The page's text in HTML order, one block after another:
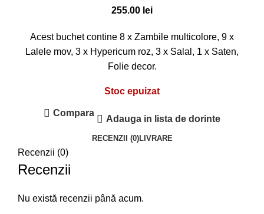
255.00 lei
Acest buchet contine 8 x Zambile multicolore, 9 x
Lalele mov, 3 x Hypericum roz, 3 x Salal, 1 x Saten,
Folie decor.
Stoc epuizat
Compara
Adauga in lista de dorinte
RECENZII (0)LIVRARE
Recenzii (0)
Recenzii
Nu există recenzii până acum.